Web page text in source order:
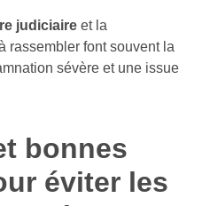
judiciaire et la
rassembler font souvent la
sévère et une issue
bonnes
éviter les